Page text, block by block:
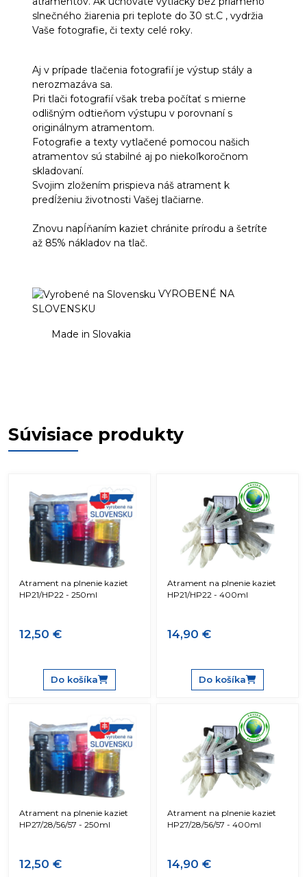
slnečného žiarenia pri teplote do 30 st.C , vydržia
Vaše fotografie, či texty celé roky.
Aj v prípade tlačenia fotografií je výstup stály a
nerozmazáva sa.
Pri tlači fotografií však treba počítať s mierne
odlišným odtieňom výstupu v porovnaní s
originálnym atramentom.
Fotografie a texty vytlačené pomocou našich
atramentov sú stabilné aj po niekoľkoročnom
skladovaní.
Svojim zložením prispieva náš atrament k
predĺženiu životnosti Vašej tlačiarne.
Znovu napĺňaním kaziet chránite prírodu a šetríte
až 85% nákladov na tlač.
VYROBENÉ NA
SLOVENSKU
Made in Slovakia
Súvisiace produkty
Atrament na plnenie kaziet
HP21/HP22 - 250ml
12,50 €
Do košíka
Atrament na plnenie kaziet
HP21/HP22 - 400ml
14,90 €
Do košíka
Atrament na plnenie kaziet
HP27/28/56/57 - 250ml
12,50 €
Atrament na plnenie kaziet
HP27/28/56/57 - 400ml
14,90 €